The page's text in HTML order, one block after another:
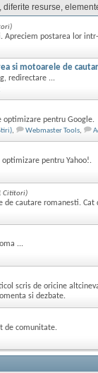
resurse,
Apreciem postarea lor
si motoarele de
redirectare ...
optimizare pentru Google.
, Webmaster Tools,
pentru Yahoo!.
Cititori)
de cautare romanesti. Cat
...
scris de oricine
si dezbate.
de comunitate.